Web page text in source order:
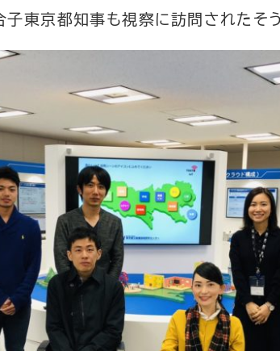
子東京都知事も視察に訪問されたそう